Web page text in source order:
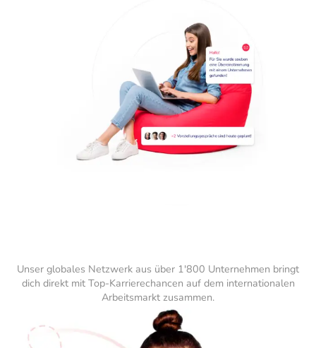
Unser globales Netzwerk aus über 1'800 Unternehmen bringt
dich direkt mit Top-Karrierechancen auf dem internationalen
Arbeitsmarkt zusammen.